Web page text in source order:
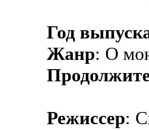
Год
Жанр: О
Режиссер: